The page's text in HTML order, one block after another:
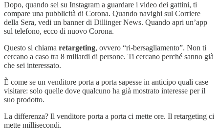
Dopo, quando sei su Instagram a guardare i video dei gattini, ti
compare una pubblicità di Corona. Quando navighi sul Corriere
della Sera, vedi un banner di Dillinger News. Quando apri un’app
sul telefono, ecco di nuovo Corona.
Questo si chiama retargeting, ovvero “ri-bersagliamento”. Non ti
cercano a caso tra 8 miliardi di persone. Ti cercano perché sanno già
che sei interessato.
È come se un venditore porta a porta sapesse in anticipo quali case
visitare: solo quelle dove qualcuno ha già mostrato interesse per il
suo prodotto.
La differenza? Il venditore porta a porta ci mette ore. Il retargeting ci
mette millisecondi.